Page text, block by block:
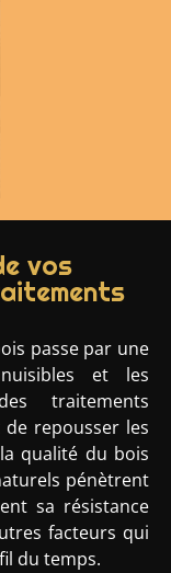
vos
passe par une
et les
traitements
repousser les
qualité du bois
pénètrent
sa résistance
facteurs qui
du temps.